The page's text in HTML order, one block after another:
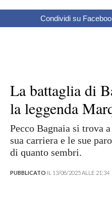
Condividi su
La battaglia di
la leggenda
Pecco Bagnaia si trova
sua carriera e le sue
di quanto sembri.
PUBBLICATO IL 13/08/2025 ALLE 21:34